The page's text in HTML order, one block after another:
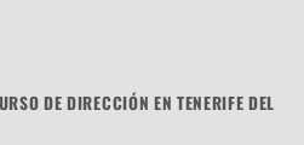
DE DIRECCIÓN EN TENERIFE DEL